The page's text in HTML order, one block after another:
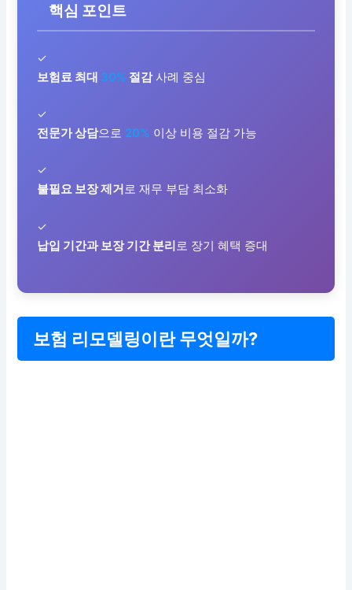
핵심 포인트
✓
보험료 최대 30% 절감사례 중심
✓
전문가 상담으로 20% 이상 비용 절감 가능
✓
불필요 보장 제거로 재무 부담 최소화
✓
납입 기간과 보장 기간 분리 로 장기 혜택 증대
보험 리모델링이란 무엇일까?